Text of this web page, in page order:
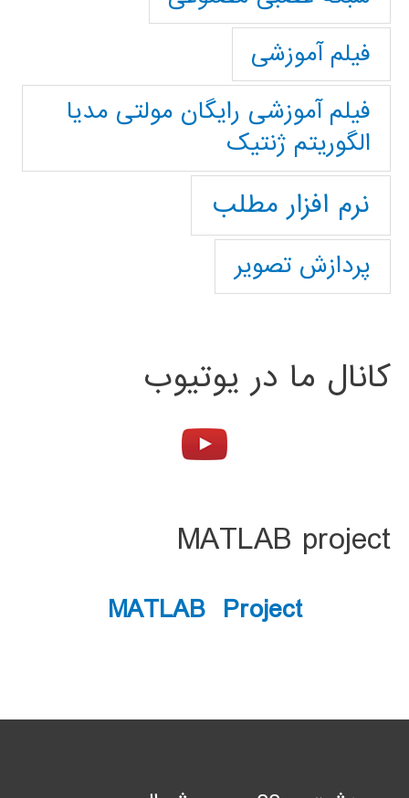
فیلم آموزشی
فیلم آموزشی رایگان مولتی مدیا
الگوریتم ژنتیک
نرم افزار مطلب
پردازش تصویر
کانال ما در یوتیوب
MATLAB project
MATLAB Project